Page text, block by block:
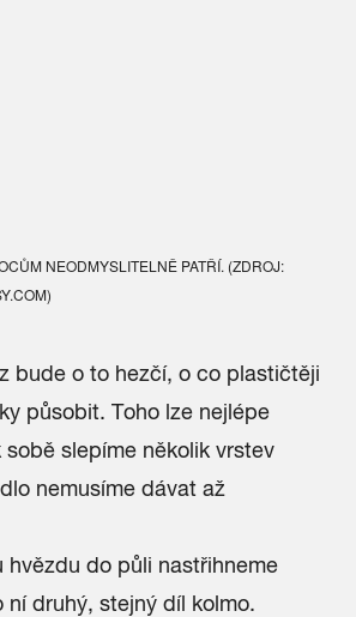
NEODMYSLITELNĚ PATŘÍ. (ZDROJ:
bude o to hezčí, o co plastičtěji
působit. Toho lze nejlépe
slepíme několik vrstev
nemusíme dávat až
hvězdu do půli nastřihneme
ní druhý, stejný díl kolmo.